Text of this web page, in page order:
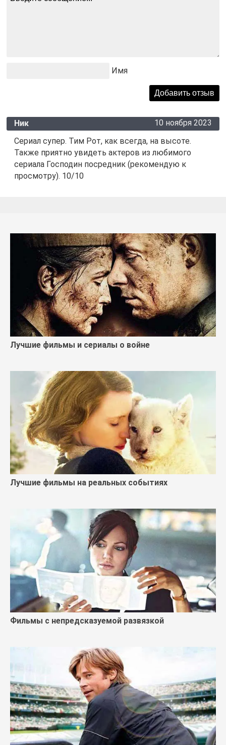
Имя
Ник
10 ноября 2023
Сериал супер. Тим Рот, как всегда, на высоте.
Также приятно увидеть актеров из любимого
сериала Господин посредник (рекомендую к
просмотру). 10/10
Лучшие фильмы и сериалы о войне
Лучшие фильмы на реальных событиях
Фильмы с непредсказуемой развязкой